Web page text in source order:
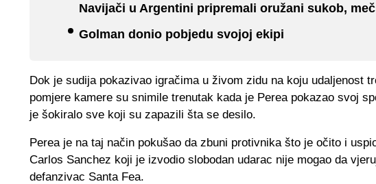
Navijači u Argentini pripremali oružani sukob,
Golman donio pobjedu svojoj ekipi
Dok je sudija pokazivao igračima u živom zidu na koju udaljenost
pomjere kamere su snimile trenutak kada je Perea pokazao svoj
je šokiralo sve koji su zapazili šta se desilo.
Perea je na taj način pokušao da zbuni protivnika što je očito i
Carlos Sanchez koji je izvodio slobodan udarac nije mogao da
defanzivac Santa Fea.